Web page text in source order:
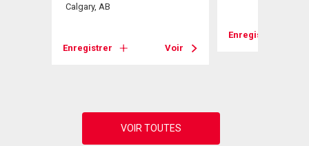
Calgary, AB
Enregistrer Voir
Enregistrer